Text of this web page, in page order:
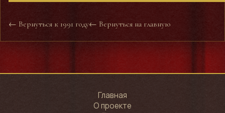
← Вернуться к 1991 году← Вернуться на главную
Главная
О проекте